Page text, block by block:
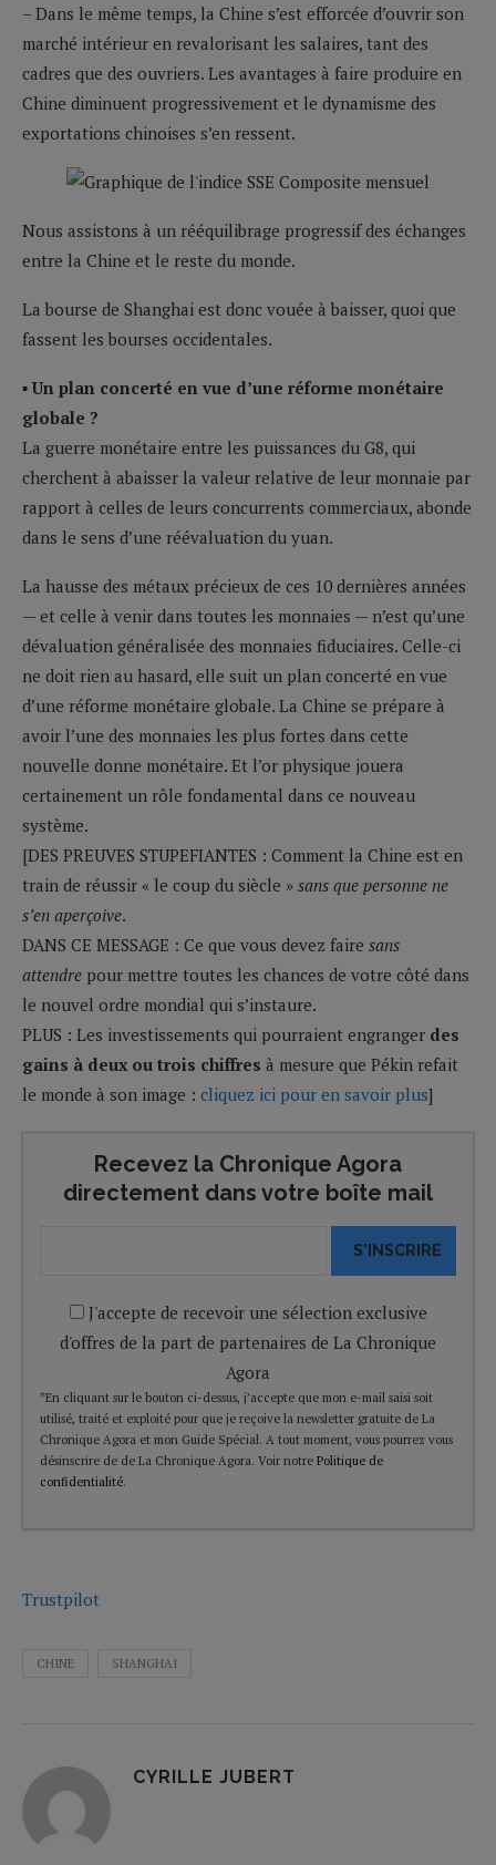
– Dans le même temps, la Chine s’est efforcée d’ouvrir son
marché intérieur en revalorisant les salaires, tant des
cadres que des ouvriers. Les avantages à faire produire en
Chine diminuent progressivement et le dynamisme des
exportations chinoises s’en ressent.
Nous assistons à un rééquilibrage progressif des échanges
entre la Chine et le reste du monde.
La bourse de Shanghai est donc vouée à baisser, quoi que
fassent les bourses occidentales.
▪ Un plan concerté en vue d’une réforme monétaire
globale ?
La guerre monétaire entre les puissances du G8, qui
cherchent à abaisser la valeur relative de leur monnaie par
rapport à celles de leurs concurrents commerciaux, abonde
dans le sens d’une réévaluation du yuan.
La hausse des métaux précieux de ces 10 dernières années
— et celle à venir dans toutes les monnaies — n’est qu’une
dévaluation généralisée des monnaies fiduciaires. Celle-ci
ne doit rien au hasard, elle suit un plan concerté en vue
d’une réforme monétaire globale. La Chine se prépare à
avoir l’une des monnaies les plus fortes dans cette
nouvelle donne monétaire. Et l’or physique jouera
certainement un rôle fondamental dans ce nouveau
système.
[DES PREUVES STUPEFIANTES : Comment la Chine est en
train de réussir « le coup du siècle » sans que personne ne
s’en aperçoive.
DANS CE MESSAGE : Ce que vous devez faire sans
attendre pour mettre toutes les chances de votre côté dans
le nouvel ordre mondial qui s’instaure.
PLUS : Les investissements qui pourraient engranger des
gains à deux ou trois chiffres à mesure que Pékin refait
le monde à son image : cliquez ici pour en savoir plus]
Recevez la Chronique Agora
directement dans votre boîte mail
S'INSCRIRE
J'accepte de recevoir une sélection exclusive
d'offres de la part de partenaires de La Chronique
Agora
*En cliquant sur le bouton ci-dessus, j’accepte que mon e-mail saisi soit
utilisé, traité et exploité pour que je reçoive la newsletter gratuite de La
Chronique Agora et mon Guide Spécial. A tout moment, vous pourrez vous
désinscrire de de La Chronique Agora. Voir notre Politique de
confidentialité.
Trustpilot
CHINE SHANGHAI
CYRILLE JUBERT